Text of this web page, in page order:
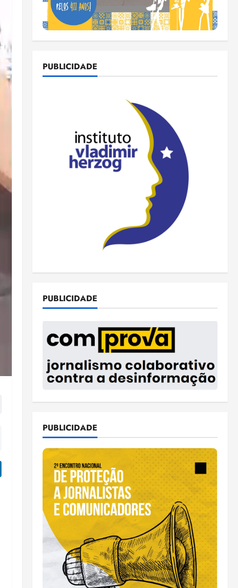
PUBLICIDADE
PUBLICIDADE
PUBLICIDADE